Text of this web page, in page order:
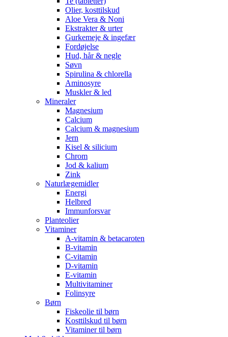
Olier, kosttilskud
Aloe Vera & Noni
Ekstrakter & urter
Gurkemeje & ingefær
Fordøjelse
Hud, hår & negle
Søvn
Spirulina & chlorella
Aminosyre
Muskler & led
Mineraler
Magnesium
Calcium
Calcium & magnesium
Jern
Kisel & silicium
Chrom
Jod & kalium
Zink
Naturlægemidler
Energi
Helbred
Immunforsvar
Planteolier
Vitaminer
A-vitamin & betacaroten
B-vitamin
C-vitamin
D-vitamin
E-vitamin
Multivitaminer
Folinsyre
Børn
Fiskeolie til børn
Kosttilskud til børn
Vitaminer til børn